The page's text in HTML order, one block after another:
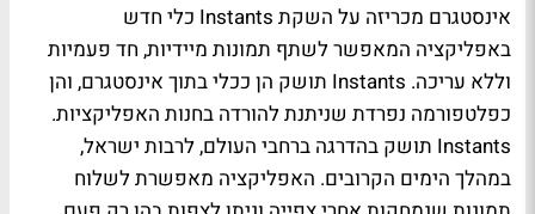
אינסטגרם מכריזה על השקת Instants כלי חדש
באפליקציה המאפשר לשתף תמונות מיידיות, חד פעמיות
וללא עריכה. Instants תושק הן ככלי בתוך אינסטגרם, והן
כפלטפורמה נפרדת שניתנת להורדה בחנות האפליקציות.
Instants תושק בהדרגה ברחבי העולם, לרבות ישראל,
במהלך הימים הקרובים. האפליקציה מאפשרת לשלוח